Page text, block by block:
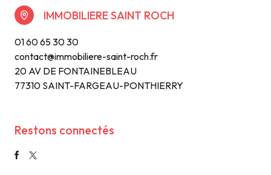
IMMOBILIERE SAINT ROCH
01 60 65 30 30
contact@immobiliere-saint-roch.fr
20 AV DE FONTAINEBLEAU
77310 SAINT-FARGEAU-PONTHIERRY
Restons connectés